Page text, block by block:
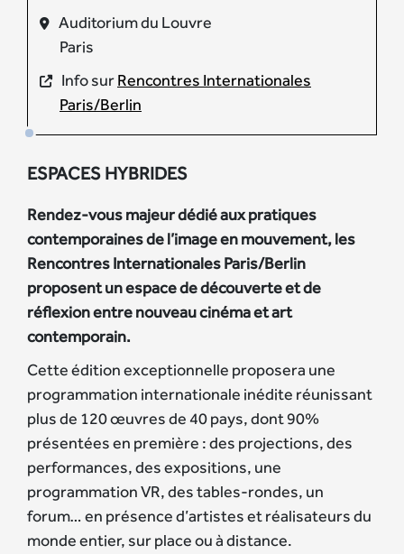
Auditorium du Louvre
Paris
Info surRencontres Internationales
Paris/Berlin
ESPACES HYBRIDES
Rendez-vous majeur dédié aux pratiques
contemporaines de l’image en mouvement, les
Rencontres Internationales Paris/Berlin
proposent un espace de découverte et de
réflexion entre nouveau cinéma et art
contemporain.
Cette édition exceptionnelle proposera une
programmation internationale inédite réunissant
plus de 120 œuvres de 40 pays, dont 90%
présentées en première : des projections, des
performances, des expositions, une
programmation VR, des tables-rondes, un
forum… en présence d’artistes et réalisateurs du
monde entier, sur place ou à distance.